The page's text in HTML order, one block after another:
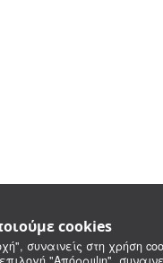
cookies
συναινείς στη χρήση